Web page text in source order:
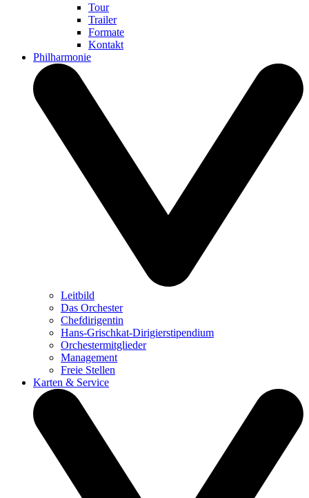
Tour
Trailer
Formate
Kontakt
Philharmonie
Leitbild
Das Orchester
Chefdirigentin
Hans-Grischkat-Dirigierstipendium
Orchestermitglieder
Management
Freie Stellen
Karten & Service